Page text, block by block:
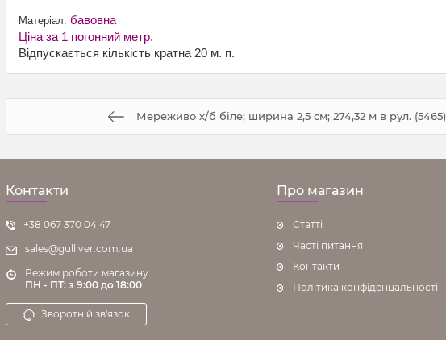
Матеріал: бавовна
Ціна за 1 погонний метр.
Відпускається кількість кратна 20 м. п.
Мереживо х/б біле; ширина 2,5 см; 274,32 м в рул. (5465)
Контакти
+38 067 370 04 47
sales@gulliver.com.ua
Режим роботи магазину:
ПН - ПТ: з 9:00 до 18:00
Зворотній зв'язок
Про магазин
Статті
Часті питання
Контакти
Політика конфіденцальності